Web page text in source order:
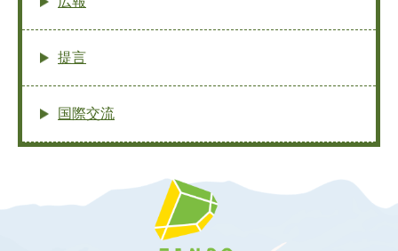
提言
国際交流